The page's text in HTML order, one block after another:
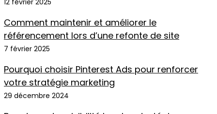
Comment maintenir et améliorer le
référencement lors d’une refonte de site
7 février 2025
Pourquoi choisir Pinterest Ads pour renforcer
votre stratégie marketing
29 décembre 2024